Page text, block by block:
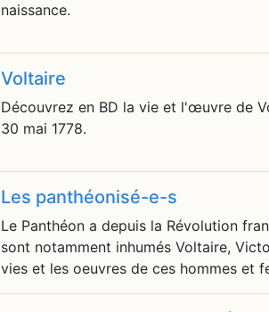
naissance.
Voltaire
Découvrez en BD la vie et l'œuvre de
30 mai 1778.
Les panthéonisé-e-s
Le Panthéon a depuis la Révolution
sont notamment inhumés Voltaire,
vies et les oeuvres de ces hommes et